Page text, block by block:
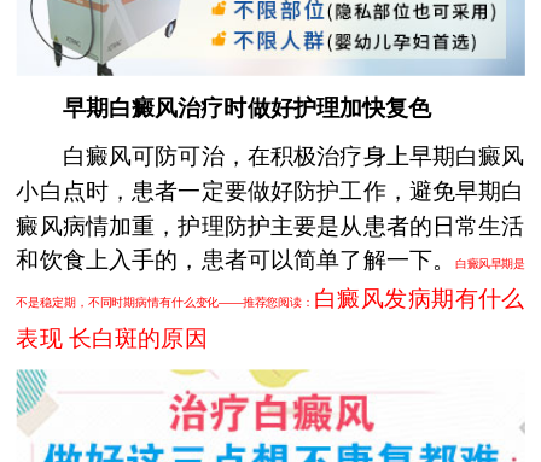
早期白癜风治疗时做好护理加快复色
白癜风可防可治，在积极治疗身上早期白癜风
小白点时，患者一定要做好防护工作，避免早期白
癜风病情加重，护理防护主要是从患者的日常生活
和饮食上入手的，患者可以简单了解一下。白癜风早期是
不是稳定期，不同时期病情有什么变化——推荐您阅读： 白癜风发病期有什么
表现 长白斑的原因